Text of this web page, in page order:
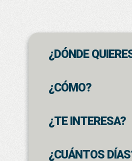
¿DÓNDE
¿CÓMO?
¿TE INTERESA?
¿CUÁNTOS